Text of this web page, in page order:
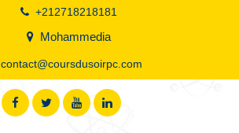
+212718218181
Mohammedia
contact@coursdusoirpc.com